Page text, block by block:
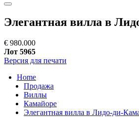
Элегантная вилла в
€ 980.000
Лот 5965
Версия для печати
Home
Продажа
Виллы
Камайоре
Элегантная вилла в Лидо-ди-